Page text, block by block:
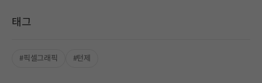
태그
#픽셀그래픽 #턴제